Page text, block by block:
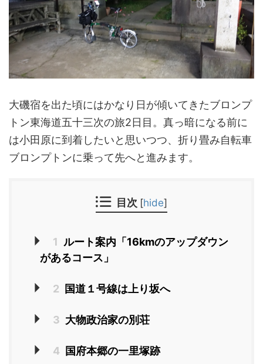
大磯宿を出た頃にはかなり日が傾いてきたブロンプ
トン東海道五十三次の旅2日目。真っ暗になる前に
は小田原に到着したいと思いつつ、折り畳み自転車
ブロンプトンに乗って先へと進みます。
目次 [hide]
1 ルート案内「16kmのアップダウン
があるコース」
2 国道１号線は上り坂へ
3 大物政治家の別荘
4 国府本郷の一里塚跡